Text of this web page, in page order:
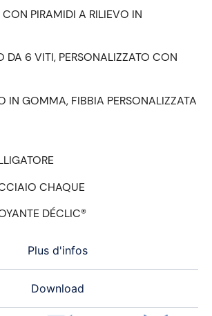
Plus d'infos
Download
PIRAMIDI A RILIEVO IN
DA 6 VITI, PERSONALIZZATO CON
IN GOMMA, FIBBIA PERSONALIZZATA
CHAQUE
DÉCLIC®